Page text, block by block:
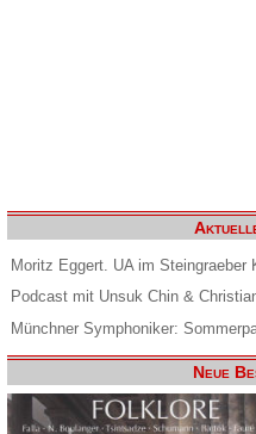
Moritz Eggert. UA im
Podcast mit Unsuk Chin &
Münchner Symphoniker:
Neue